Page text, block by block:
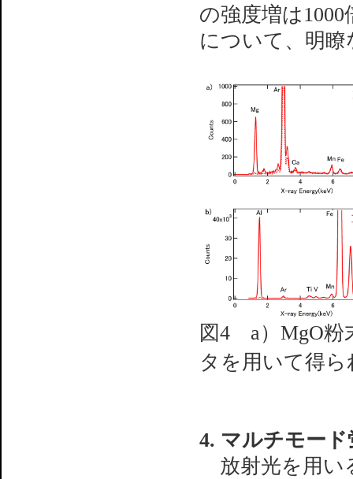
の強度増は
について、明
図4 a）MgO粉
タを用いて得
4. マルチモー
放射光を用い